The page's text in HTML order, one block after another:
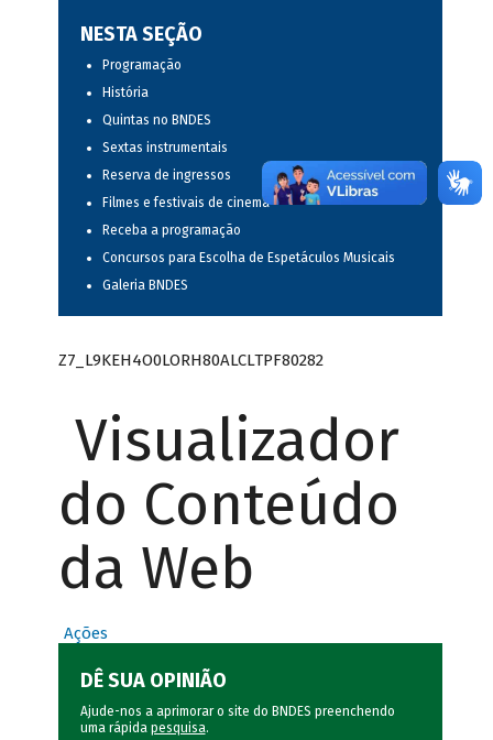
NESTA SEÇÃO
Programação
História
Quintas no BNDES
Sextas instrumentais
Reserva de ingressos
Filmes e festivais de cinema
Receba a programação
Concursos para Escolha de Espetáculos Musicais
Galeria BNDES
Z7_L9KEH4O0LORH80ALCLTPF80282
Visualizador
do Conteúdo
da Web
Ações
DÊ SUA OPINIÃO
Ajude-nos a aprimorar o site do BNDES preenchendo
uma rápida pesquisa.